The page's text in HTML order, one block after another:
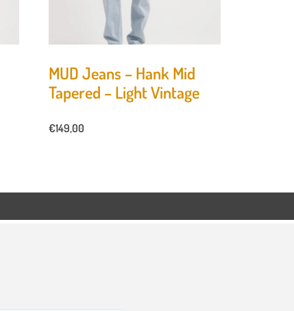
MUD Jeans – Hank Mid
Tapered – Light Vintage
€149,00